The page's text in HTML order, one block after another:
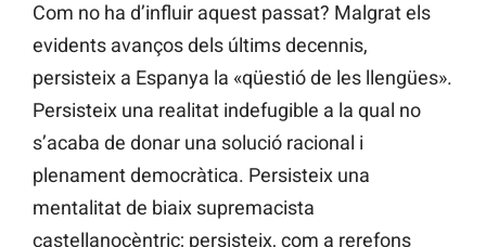
Com no ha d’influir aquest passat? Malgrat els
evidents avanços dels últims decennis,
persisteix a Espanya la «qüestió de les llengües».
Persisteix una realitat indefugible a la qual no
s’acaba de donar una solució racional i
plenament democràtica. Persisteix una
mentalitat de biaix supremacista
castellanocèntric; persisteix, com a rerefons